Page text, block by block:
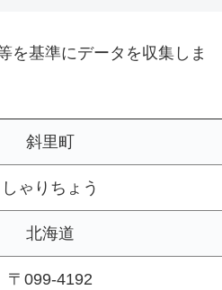
を基準にデータを収集しま
斜里町
しゃりちょう
北海道
〒099-4192